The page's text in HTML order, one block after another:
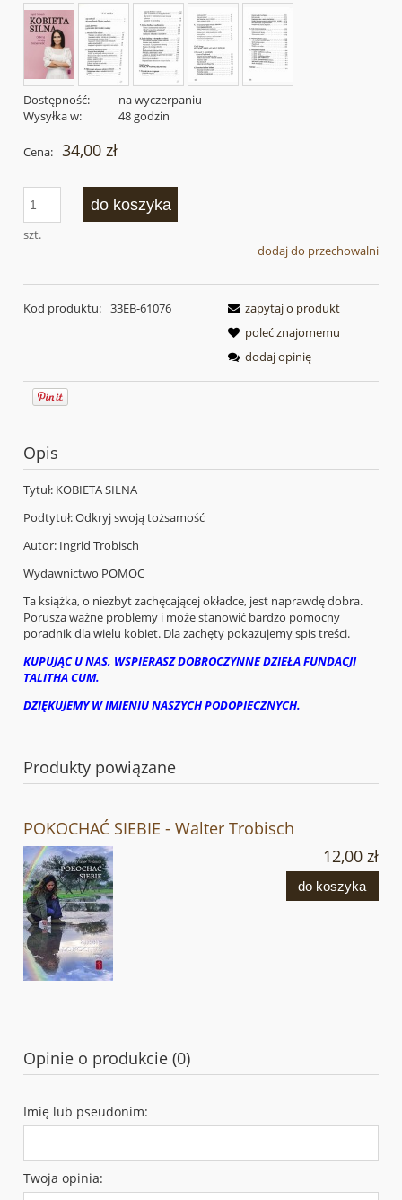
Dostępność:
na wyczerpaniu
Wysyłka w:
48 godzin
Cena: 34,00 zł
szt.
do koszyka
dodaj do przechowalni
Kod produktu: 33EB-61076
zapytaj o produkt
poleć znajomemu
dodaj opinię
Opis
Tytuł: KOBIETA SILNA
Podtytuł: Odkryj swoją tożsamość
Autor: Ingrid Trobisch
Wydawnictwo POMOC
Ta książka, o niezbyt zachęcającej okładce, jest naprawdę dobra.
Porusza ważne problemy i może stanowić bardzo pomocny
poradnik dla wielu kobiet. Dla zachęty pokazujemy spis treści.
KUPUJĄC U NAS, WSPIERASZ DOBROCZYNNE DZIEŁA FUNDACJI
TALITHA CUM.
DZIĘKUJEMY W IMIENIU NASZYCH PODOPIECZNYCH.
Produkty powiązane
POKOCHAĆ SIEBIE - Walter Trobisch
12,00 zł
do koszyka
Opinie o produkcie (0)
Imię lub pseudonim:
Twoja opinia: